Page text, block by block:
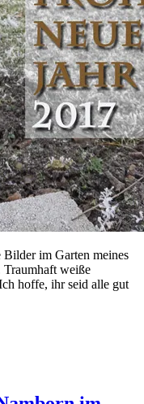
im Garten meines
Traumhaft weiße
hoffe, ihr seid alle gut